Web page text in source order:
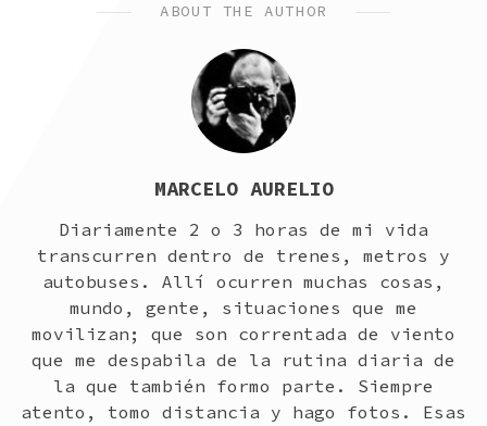
ABOUT THE AUTHOR
MARCELO AURELIO
Diariamente 2 o 3 horas de mi vida
transcurren dentro de trenes, metros y
autobuses. Allí ocurren muchas cosas,
mundo, gente, situaciones que me
movilizan; que son correntada de viento
que me despabila de la rutina diaria de
la que también formo parte. Siempre
atento, tomo distancia y hago fotos. Esas